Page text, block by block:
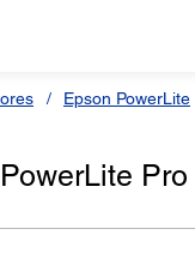
Epson PowerLite